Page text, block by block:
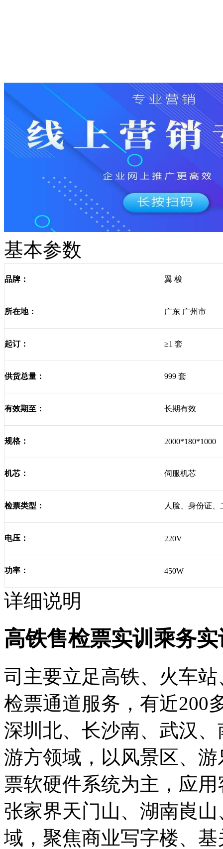
基本参数
品牌： 翼 梭
所在地： 广东 广州市
起订： ≥1 套
供货总量： 999 套
有效期至： 长期有效
规格： 2000*180*1000
机芯： 伺服机芯
检票类型： 人脸、身份证、
电压： 220V
功率： 450W
详细说明
高铁售检票实训乘务实
司主要立足高铁、火车
检票通道服务，有近200
深圳北、长沙南、武汉
游方领域，以风景区、
票软硬件系统为主，应
张家界天门山、湖南崀
域，聚焦商业写字楼、